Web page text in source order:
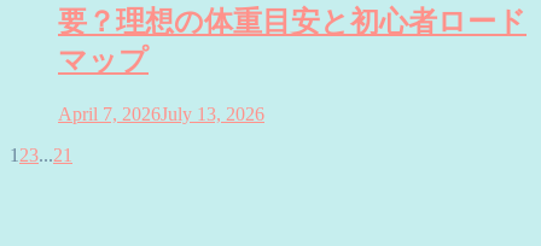
要？理想の体重目安と初心者ロード
マップ
April 7, 2026July 13, 2026
1 23...21